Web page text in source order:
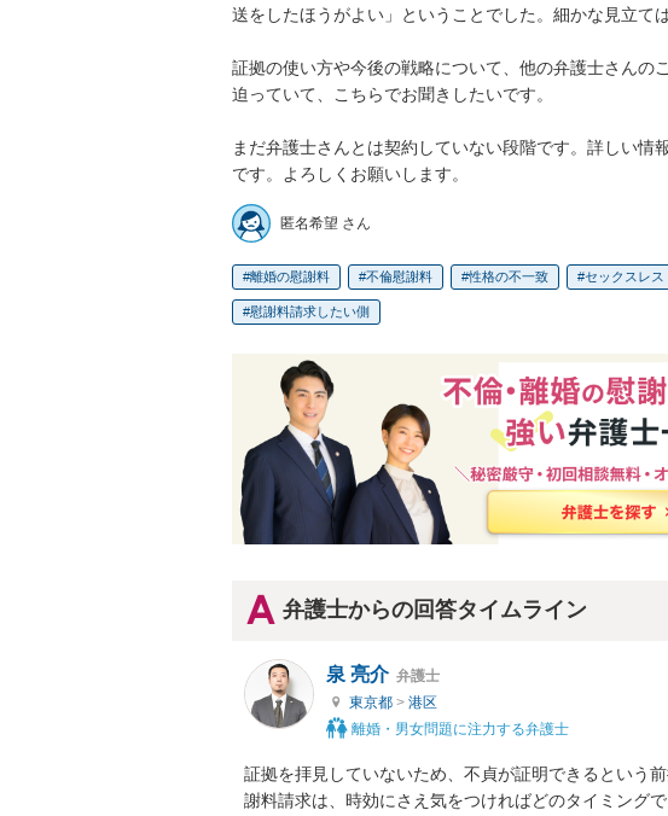
送をしたほうがよい」ということでした。細かな見立て
証拠の使い方や今後の戦略について、他の弁護士さんの
迫っていて、こちらでお聞きしたいです。
まだ弁護士さんとは契約していない段階です。詳しい情
です。よろしくお願いします。
匿名希望 さん
離婚の慰謝料 不倫慰謝料 性格の不一致 セックスレス
慰謝料請求したい側
弁護士からの回答タイムライン
泉 亮介 弁護士
東京都 > 港区
離婚・男女問題に注力する弁護士
証拠を拝見していないため、不貞が証明できるという
謝料請求は、時効にさえ気をつければどのタイミングで